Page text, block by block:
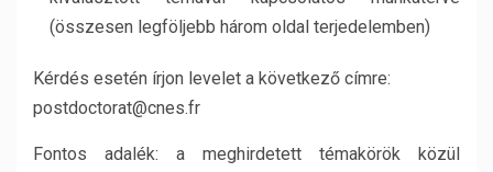
(összesen legföljebb három oldal terjedelemben)
Kérdés esetén írjon levelet a következő címre:
postdoctorat@cnes.fr
Fontos adalék: a meghirdetett témakörök közül